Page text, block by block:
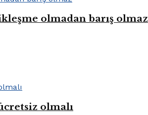
olmadan barış olmaz
olmalı